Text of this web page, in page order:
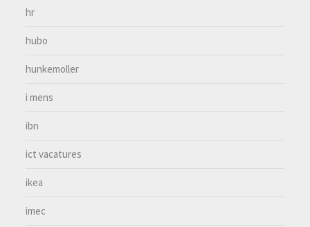
hr
hubo
hunkemoller
i mens
ibn
ict vacatures
ikea
imec